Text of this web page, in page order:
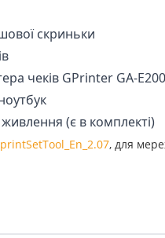
скриньки
чеків GPrinter GA-
(є в комплекті)
, для